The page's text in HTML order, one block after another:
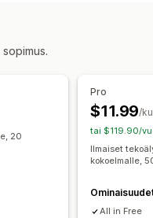
Manuaalinen käännös
käännös
20
Pro
$11.99/
tai $119.90/
Ilmaiset
kokoelmalle,
All in Free